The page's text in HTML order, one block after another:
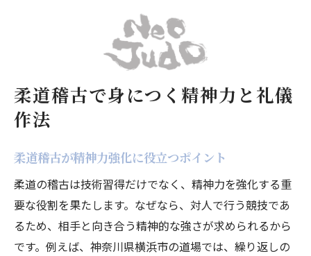
柔道稽古で身につく精神力と礼儀
作法
柔道稽古が精神力強化に役立つポイント
柔道の稽古は技術習得だけでなく、精神力を強化する重
要な役割を果たします。なぜなら、対人で行う競技であ
るため、相手と向き合う精神的な強さが求められるから
です。例えば、神奈川県横浜市の道場では、繰り返しの